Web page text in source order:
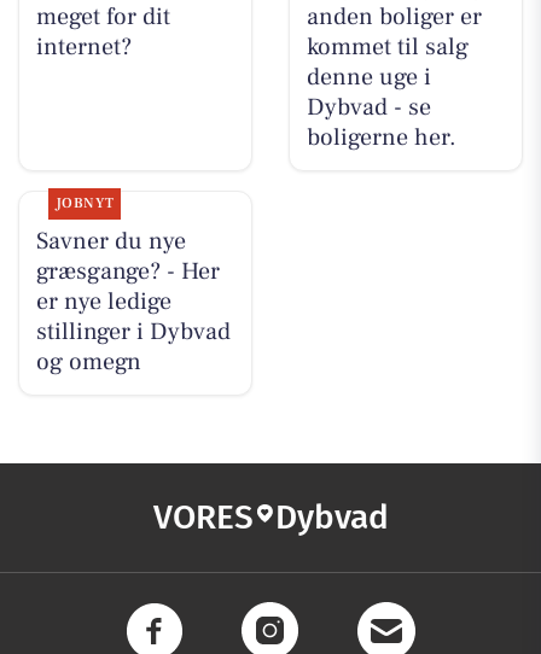
meget for dit
internet?
anden boliger er
kommet til salg
denne uge i
Dybvad - se
boligerne her.
JOBNYT
Savner du nye
græsgange? - Her
er nye ledige
stillinger i Dybvad
og omegn
VORES Dybvad